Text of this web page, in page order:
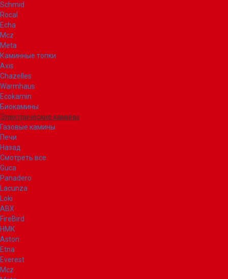
Schmid
Rocal
Echa
Mcz
Meta
Каминные топки
Axis
Chazelles
Warmhaus
Ecokamin
Биокамины
Электрические камины
Газовые камины
Печи
Назад
Смотреть все
Guca
Panadero
Lacunza
Loki
ABX
FireBird
НМК
Aston
Etna
Everest
Mcz